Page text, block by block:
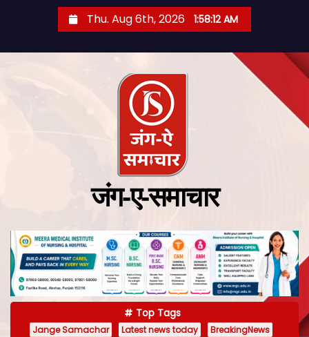
Thu. Aug 6th, 2026 1:58:13 AM
जंग-ए-समाचार
Top Tags
Jange Samachar Latest news today
BreakingNews